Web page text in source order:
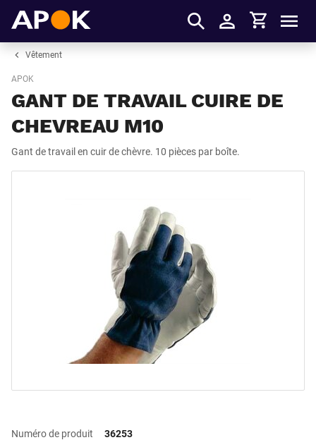
S'identifier
Panier
Vêtement
APOK
GANT DE TRAVAIL CUIRE DE
CHEVREAU M10
Gant de travail en cuir de chèvre. 10 pièces par boîte.
Numéro de produit
36253